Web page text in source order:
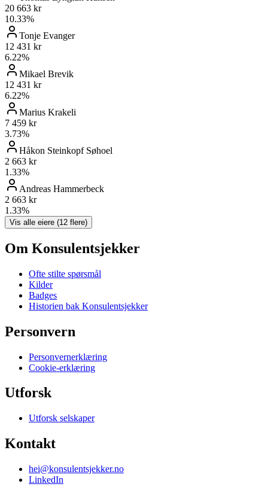
20 663 kr
10.33%
Tonje Evanger
12 431 kr
6.22%
Mikael Brevik
12 431 kr
6.22%
Marius Krakeli
7 459 kr
3.73%
Håkon Steinkopf Søhoel
2 663 kr
1.33%
Andreas Hammerbeck
2 663 kr
1.33%
Vis alle eiere (12 flere)
Om Konsulentsjekker
Ofte stilte spørsmål
Kilder
Badges
Historien bak Konsulentsjekker
Personvern
Personvernerklæring
Cookie-erklæring
Utforsk
Utforsk selskaper
Kontakt
hei@konsulentsjekker.no
LinkedIn